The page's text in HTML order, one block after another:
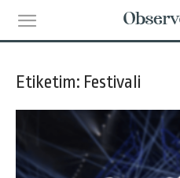
Etiketim: Festivali